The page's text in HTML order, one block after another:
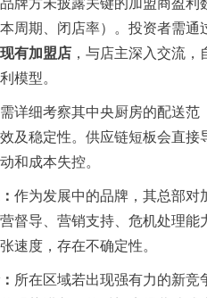
品牌方未披露关键的加盟商盈利
周期、闭店率）。投资者需通
有加盟店，与店主深入交流，
模型。
需详细考察其中央厨房的配送范
及稳定性。供应链短板会直接
和成本失控。
作为发展中的品牌，其总部对
督导、营销支持、危机处理能
速度，存在不确定性。
所在区域若出现强有力的新竞